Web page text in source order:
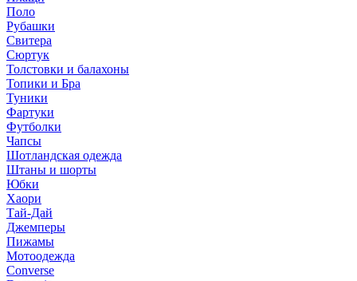
Поло
Рубашки
Свитера
Сюртук
Толстовки и балахоны
Топики и Бра
Туники
Фартуки
Футболки
Чапсы
Шотландская одежда
Штаны и шорты
Юбки
Хаори
Тай-Дай
Джемперы
Пижамы
Мотоодежда
Converse